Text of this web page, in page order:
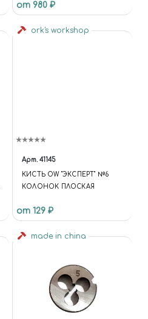
от 980 ₽
ork's workshop
Арт. 41145
КИСТЬ OW "ЭКСПЕРТ" №6
КОЛОНОК ПЛОСКАЯ
от 129 ₽
made in china